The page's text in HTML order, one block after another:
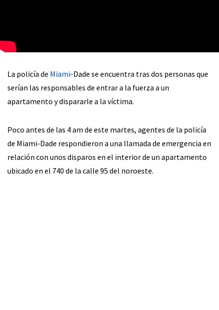
La policía de Miami-Dade se encuentra tras dos personas que
serían las responsables de entrar a la fuerza a un
apartamento y dispararle a la víctima.
Poco antes de las 4 am de este martes, agentes de la policía
de Miami-Dade respondieron a una llamada de emergencia en
relación con unos disparos en el interior de un apartamento
ubicado en el 740 de la calle 95 del noroeste.